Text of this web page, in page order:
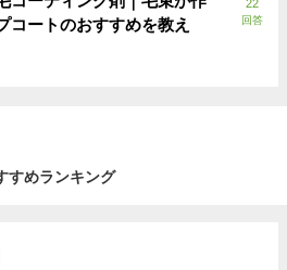
コートのおすすめを教え
22
回答
すめランキング